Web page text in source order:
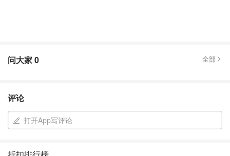
问大家0 全部
评论
打开App写评论